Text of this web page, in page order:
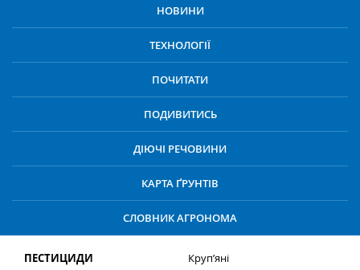
НОВИНИ
ТЕХНОЛОГІЇ
ПОЧИТАТИ
ПОДИВИТИСЬ
ДІЮЧІ РЕЧОВИНИ
КАРТА ҐРУНТІВ
СЛОВНИК АГРОНОМА
ПЕСТИЦИДИ
Круп’яні